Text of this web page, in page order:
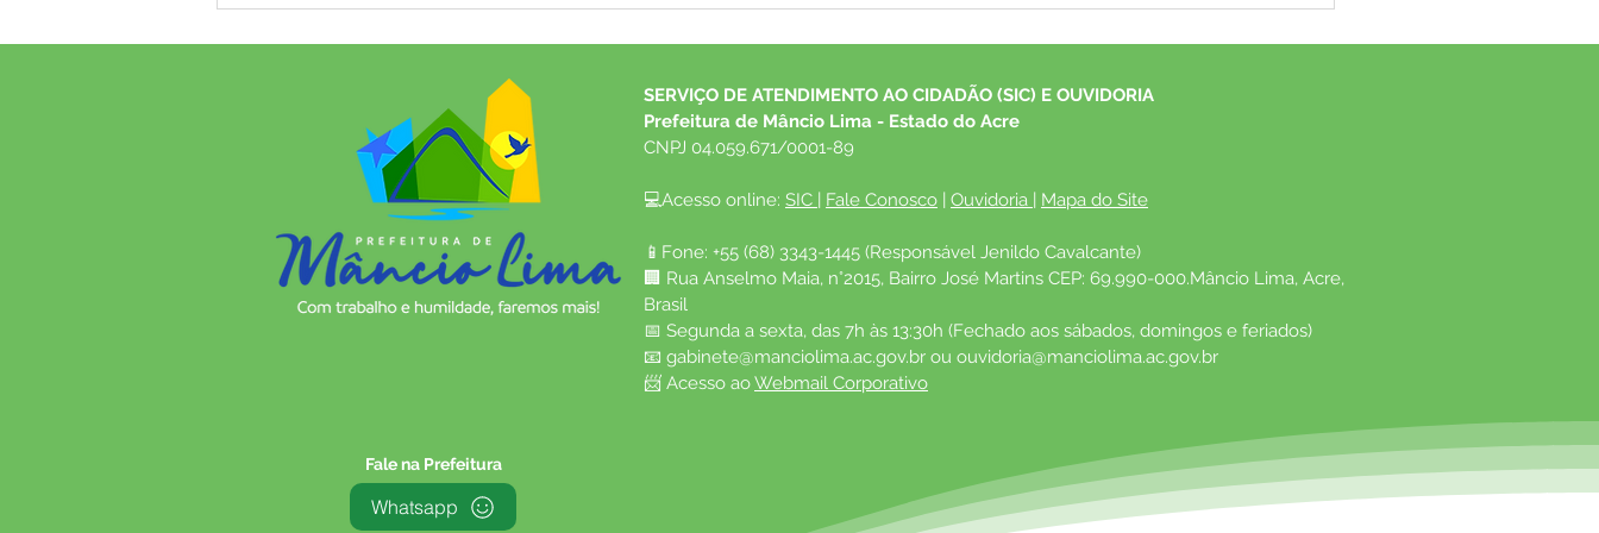
município avança de 4,8 para
5,6 e alcança a 10ª colocação
Canção com R$ 3,5 Mil em
SERVIÇO DE ATENDIMENTO AO CIDADÃO (SIC) E OUVIDORIA
Prefeitura de Mâncio Lima - Estado do Acre
CNPJ 04.059.671/0001-89
💻Acesso online: SIC | Fale Conosco | Ouvidoria | Mapa do Site
📱Fone: +55 (68) 3343-1445 (Responsável Jenildo Cavalcante)
🏢 Rua Anselmo Maia, n°2015, Bairro José Martins CEP: 69.990-000.Mâncio Lima, Acre,
Brasil
📅 Segunda a sexta, das 7h às 13:30h (Fechado aos sábados, domingos e feriados)
📧 gabinete@manciolima.ac.gov.br ou ouvidoria@manciolima.ac.gov.br
📨 Acesso ao Webmail Corporativo
Fale na Prefeitura
Whatsapp